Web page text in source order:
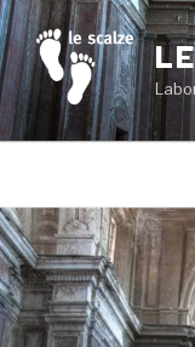
Salta
al
contenuto